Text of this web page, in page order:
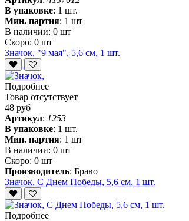
В упаковке: 1 шт.
Мин. партия: 1 шт
В наличии: 0 шт
Скоро: 0 шт
Значок, "9 мая", 5,6 см, 1 шт.
Подробнее
Товар отсутствует
48 руб
Артикул: 1253
В упаковке: 1 шт.
Мин. партия: 1 шт
В наличии: 0 шт
Скоро: 0 шт
Производитель: Браво
Значок, С Днем Победы, 5,6 см, 1 шт.
Подробнее